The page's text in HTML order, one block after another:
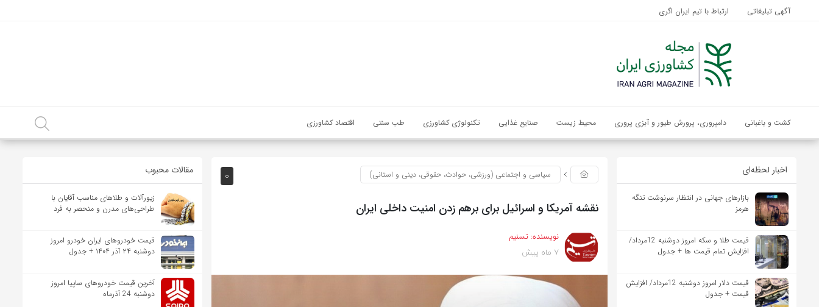
آگهی تبلیغاتی ارتباط با تیم ایران اگری
کشت و باغبانی دامپروری، پرورش طیور و آبزی پروری محیط زیست صنایع غذایی تکنولوژی کشاورزی طب سنتی اقتصاد کشاورزی
اخبار لحظه‌ای
بازارهای جهانی در انتظار سرنوشت تنگه
هرمز
قیمت طلا و سکه امروز دوشنبه 12مرداد/
افزایش تمام قیمت ها + جدول
قیمت دلار امروز دوشنبه 12مرداد/ افزایش
قیمت + جدول
0 سیاسی و اجتماعی (ورزشی، حوادث، حقوقی، دینی و استانی)
نقشه آمریکا و اسرائیل برای برهم زدن امنیت داخلی ایران
نویسنده: تسنیم
7 ماه پیش
مقالات محبوب
زیورآلات و طلاهای مناسب آقایان با
طراحی‌های مدرن و منحصر به فرد
قیمت خودرو‌های ایران خودرو امروز
دوشنبه ۲۴ آذر ۱۴۰۴ + جدول
آخرین قیمت خودروهای ساپیا امروز
دوشنبه 24 آذرماه